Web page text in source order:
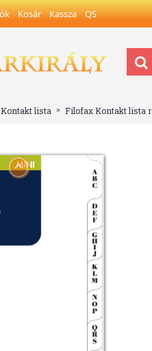
Kosár Kassza QS
Kontakt lista Filofax Kontakt lista